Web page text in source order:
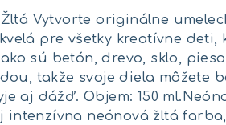
Vytvorte originálne
pre všetky kreatívne
sú betón, drevo, sklo,
takže svoje diela
aj dážď. Objem: 150
neónová žltá